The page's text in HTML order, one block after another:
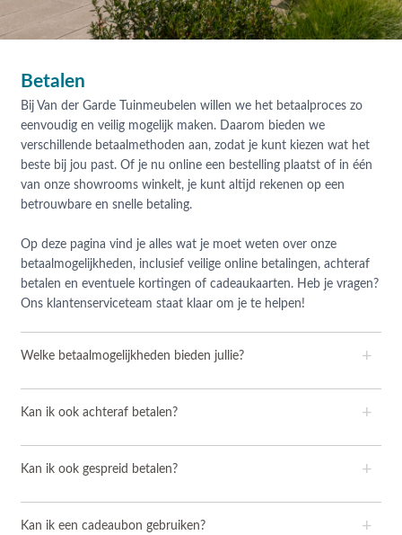
Betalen
Bij Van der Garde Tuinmeubelen willen we het betaalproces zo
eenvoudig en veilig mogelijk maken. Daarom bieden we
verschillende betaalmethoden aan, zodat je kunt kiezen wat het
beste bij jou past. Of je nu online een bestelling plaatst of in één
van onze showrooms winkelt, je kunt altijd rekenen op een
betrouwbare en snelle betaling.
Op deze pagina vind je alles wat je moet weten over onze
betaalmogelijkheden, inclusief veilige online betalingen, achteraf
betalen en eventuele kortingen of cadeaukaarten. Heb je vragen?
Ons klantenserviceteam staat klaar om je te helpen!
Welke betaalmogelijkheden bieden jullie? +
Kan ik ook achteraf betalen? +
Kan ik ook gespreid betalen? +
Kan ik een cadeaubon gebruiken? +